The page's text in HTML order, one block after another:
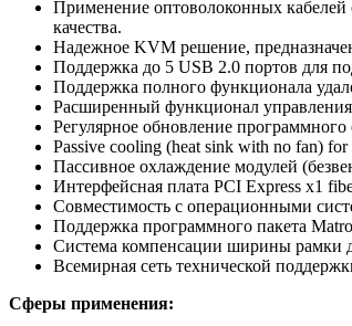
Применение оптоволоконных кабелей
качества.
Надежное KVM решение,
Поддержка до 5 USB 2.0 портов для
Поддержка полного функционала
Расширенный функционал управления
Регулярное обновление программного
Passive cooling (heat sink with no fan)
Пассивное охлаждение модулей
Интерфейсная плата PCI Express x1
Совместимость с операционными
Поддержка программного пакета
Система компенсации ширины рамки
Всемирная сеть технической
Сферы применения: